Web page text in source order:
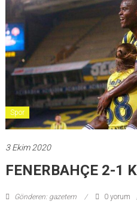
Spor
3 Ekim 2020
FENERBAHÇE 2-1
Gönderen: gazetem 0 yorum